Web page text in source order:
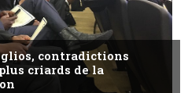
contradictions
criards de la